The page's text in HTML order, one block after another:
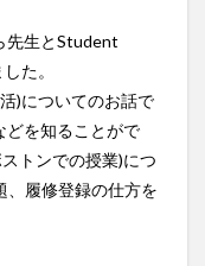
先生とStudent
た。
)についてのお話で
どを知ることがで
トンでの授業)につ
、履修登録の仕方を